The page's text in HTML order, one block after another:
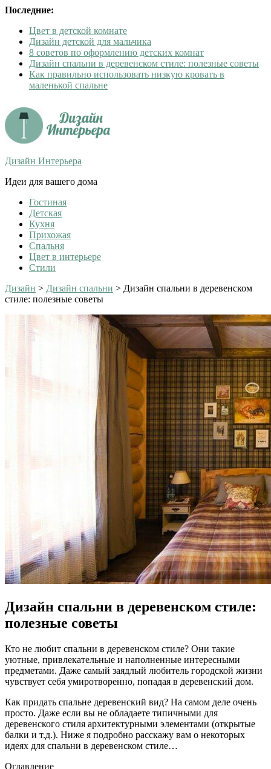
Последние:
Цвет в детской комнате
Дизайн детской для мальчика
8 советов по оформлению детских комнат
Дизайн спальни в деревенском стиле: полезные советы
Как правильно использовать низкую кровать в
маленькой спальне
Дизайн Интерьера
Идеи для вашего дома
Гостиная
Детская
Кухня
Прихожая
Спальня
Цвет в интерьере
Стили
Дизайн > Дизайн спальни > Дизайн спальни в деревенском
стиле: полезные советы
Дизайн спальни в деревенском стиле:
полезные советы
Кто не любит спальни в деревенском стиле? Они такие
уютные, привлекательные и наполненные интересными
предметами. Даже самый заядлый любитель городской жизни
чувствует себя умиротворенно, попадая в деревенский дом.
Как придать спальне деревенский вид? На самом деле очень
просто. Даже если вы не обладаете типичными для
деревенского стиля архитектурными элементами (открытые
балки и т.д.). Ниже я подробно расскажу вам о некоторых
идеях для спальни в деревенском стиле…
Оглавление